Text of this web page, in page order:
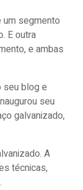
um segmento
E outra
e ambas
seu blog e
seu
galvanizado,
A
técnicas,